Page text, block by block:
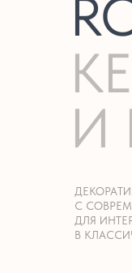
И
С
ДЛЯ
В